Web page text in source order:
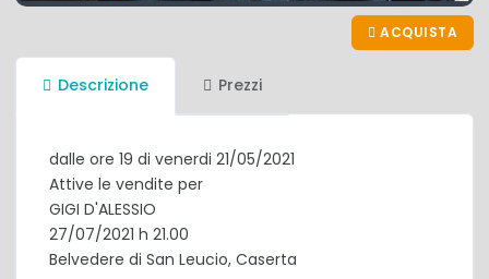
ACQUISTA
Descrizione Prezzi
dalle ore 19 di venerdi 21/05/2021
Attive le vendite per
GIGI D'ALESSIO
27/07/2021 h 21.00
Belvedere di San Leucio, Caserta